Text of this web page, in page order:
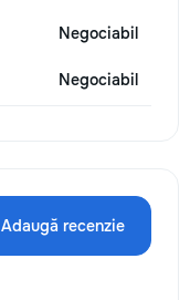
Negociabil
Negociabil
Adaugă recenzie